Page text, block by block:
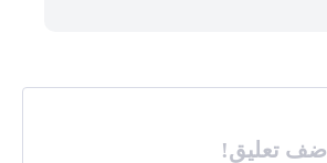
اضف تعليق!